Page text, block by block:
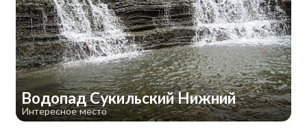
Водопад Сукильский Нижний
Интересное место